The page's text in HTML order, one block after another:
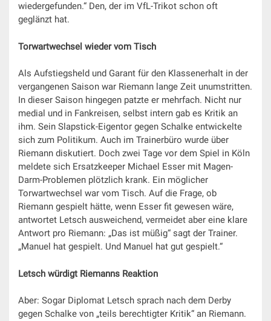
wiedergefunden.“ Den, der im VfL-Trikot schon oft
geglänzt hat.
Torwartwechsel wieder vom Tisch
Als Aufstiegsheld und Garant für den Klassenerhalt in der
vergangenen Saison war Riemann lange Zeit unumstritten.
In dieser Saison hingegen patzte er mehrfach. Nicht nur
medial und in Fankreisen, selbst intern gab es Kritik an
ihm. Sein Slapstick-Eigentor gegen Schalke entwickelte
sich zum Politikum. Auch im Trainerbüro wurde über
Riemann diskutiert. Doch zwei Tage vor dem Spiel in Köln
meldete sich Ersatzkeeper Michael Esser mit Magen-
Darm-Problemen plötzlich krank. Ein möglicher
Torwartwechsel war vom Tisch. Auf die Frage, ob
Riemann gespielt hätte, wenn Esser fit gewesen wäre,
antwortet Letsch ausweichend, vermeidet aber eine klare
Antwort pro Riemann: „Das ist müßig“ sagt der Trainer.
„Manuel hat gespielt. Und Manuel hat gut gespielt.“
Letsch würdigt Riemanns Reaktion
Aber: Sogar Diplomat Letsch sprach nach dem Derby
gegen Schalke von „teils berechtigter Kritik“ an Riemann.